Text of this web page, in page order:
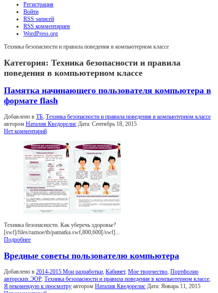
Регистрация
Войти
RSS записей
RSS комментариев
WordPress.org
Техника безопасности и правила поведения в компьютерном классе
Категория: Техника безопасности и правила
поведения в компьютерном классе
Памятка начинающего пользователя компьютера в
формате flash
Добавлено в ТБ, Техника безопасности и правила поведения в компьютерном классе
автором Наталия Кведорелис Дата: Сентябрь 18, 2015
Нет комментарий
Техника безопасности. Как уберечь здоровье?
[swf]/files/raznoe/tb/pamatka.swf,800,600[/swf]...
Подробнее
Вредные советы пользователю компьютера
Добавлено в 2014-2015 Мои разработки Кабинет, Мое творчество Портфолио
авторских ЭОР, Техника безопасности и правила поведения в компьютерном классе
Я рекомендую к просмотру автором Наталия Кведорелис Дата: Январь 11, 2015